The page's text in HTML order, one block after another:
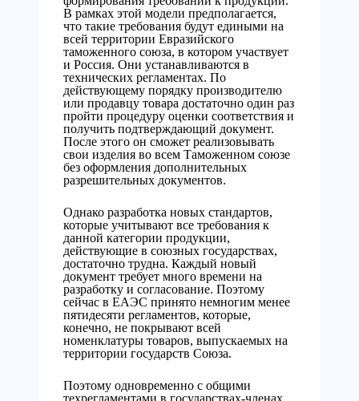
В рамках этой модели предполагается,
что такие требования будут едиными на
всей территории Евразийского
таможенного союза, в котором участвует
и Россия. Они устанавливаются в
технических регламентах. По
действующему порядку производителю
или продавцу товара достаточно один раз
пройти процедуру оценки соответствия и
получить подтверждающий документ.
После этого он сможет реализовывать
свои изделия во всем Таможенном союзе
без оформления дополнительных
разрешительных документов.
Однако разработка новых стандартов,
которые учитывают все требования к
данной категории продукции,
действующие в союзных государствах,
достаточно трудна. Каждый новый
документ требует много времени на
разработку и согласование. Поэтому
сейчас в ЕАЭС принято немногим менее
пятидесяти регламентов, которые,
конечно, не покрывают всей
номенклатуры товаров, выпускаемых на
территории государств Союза.
Поэтому одновременно с общими
техрегламентами в государствах-членах